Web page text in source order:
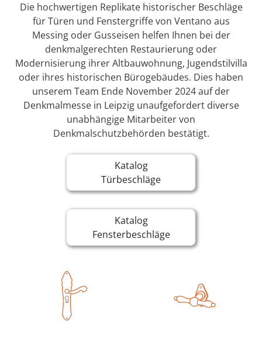
Die hochwertigen Replikate historischer Beschläge
für Türen und Fenstergriffe von Ventano aus
Messing oder Gusseisen helfen Ihnen bei der
denkmalgerechten Restaurierung oder
Modernisierung ihrer Altbauwohnung, Jugendstilvilla
oder ihres historischen Bürogebäudes. Dies haben
unserem Team Ende November 2024 auf der
Denkmalmesse in Leipzig unaufgefordert diverse
unabhängige Mitarbeiter von
Denkmalschutzbehörden bestätigt.
Katalog
Türbeschläge
Katalog
Fensterbeschläge